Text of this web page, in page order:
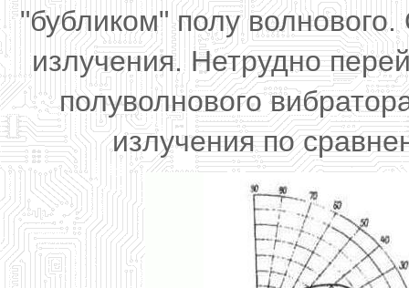
"бубликом" полу
излучения. Нетрудно
полуволнового
излучения по